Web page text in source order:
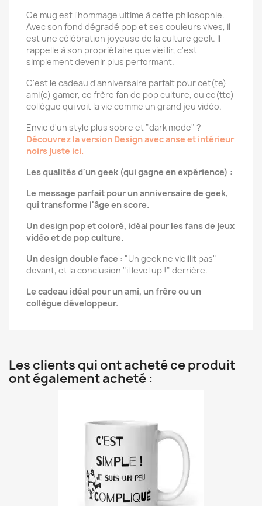
Ce mug est l'hommage ultime à cette philosophie.
Avec son fond dégradé pop et ses couleurs vives, il
est une célébration joyeuse de la culture geek. Il
rappelle à son propriétaire que vieillir, c'est
simplement devenir plus performant.
C'est le cadeau d'anniversaire parfait pour cet(te)
ami(e) gamer, ce frère fan de pop culture, ou ce(tte)
collègue qui voit la vie comme un grand jeu vidéo.
Envie d'un style plus sobre et "dark mode" ?
Découvrez la version Design avec anse et intérieur
noirs juste ici.
Les qualités d'un geek (qui gagne en expérience) :
Le message parfait pour un anniversaire de geek,
qui transforme l'âge en score.
Un design pop et coloré, idéal pour les fans de jeux
vidéo et de pop culture.
Un design double face : "Un geek ne vieillit pas"
devant, et la conclusion "il level up !" derrière.
Le cadeau idéal pour un ami, un frère ou un
collègue développeur.
Les clients qui ont acheté ce produit
ont également acheté :